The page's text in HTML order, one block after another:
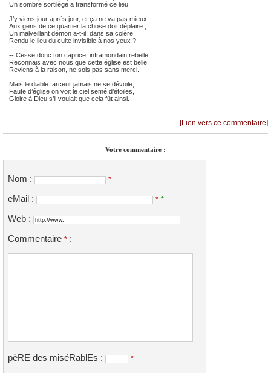
Un sombre sortilège a transformé ce lieu.
J’y viens jour après jour, et ça ne va pas mieux,
Aux gens de ce quartier la chose doit déplaire ;
Un malveillant démon a-t-il, dans sa colère,
Rendu le lieu du culte invisible à nos yeux ?
-- Cesse donc ton caprice, inframondain rebelle,
Reconnais avec nous que cette église est belle,
Reviens à la raison, ne sois pas sans merci.
Mais le diable farceur jamais ne se dévoile,
Faute d’église on voit le ciel semé d’étoiles,
Gloire à Dieu s’il voulait que cela fût ainsi.
[Lien vers ce commentaire]
Votre commentaire :
Nom : *
eMail : * *
Web :
Commentaire * :
pèRE des miséRablEs : *